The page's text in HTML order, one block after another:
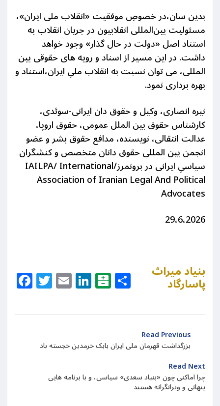
بدین سان،در خصوصِ موفقیت «انقلاب ملی ایران»،
مسئولیت بین‌المللی انقلابیون در جریان انقلاب به
استناد اصل «دولت در حال گذار» وجود خواهد
داشت. در این مسیراز اسناد و رویه های حقوقی بین
المللی، می توان نسبت به انقلاب ملیِ ایران،استناد و
بهره برداری نمود.
نیره انصاری، وکیل و حقوق دان ایرانی-سوئدی،
کارشناس حقوق بین الملل عمومی، حقوق اروپا،
عدالت انتقالی، نویسنده، مدافع حقوق بشر و عضو
انجمن بین المللی حقوق دانان متخصص و کنشگران
سیاسیِ ایرانی در برونمرز/IAILPA/ International
Association of Iranian Legal And Political
Advocates
29،6،2026
Facebook
Twitter
EmailLinkedIn
Balatarin
Share
بنیاد میراث
پاسارگاد
Read Previous
بزرگداشت قهرمان ملی ایران بابک خرمدین خجسته باد
Read Next
چرا اماکنی چون «بنیاد سعدی» سیاسی، و با برنامه هایی
پنهانی و ویرانگرانه هستند